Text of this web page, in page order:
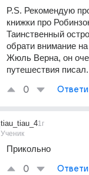
P.S. Рекомендую
книжки про
Таинственный
обрати внимание
Жюль Верна, он
путешествия писал.
0
tiau_tiau_4
Ученик
1г
Прикольно
0